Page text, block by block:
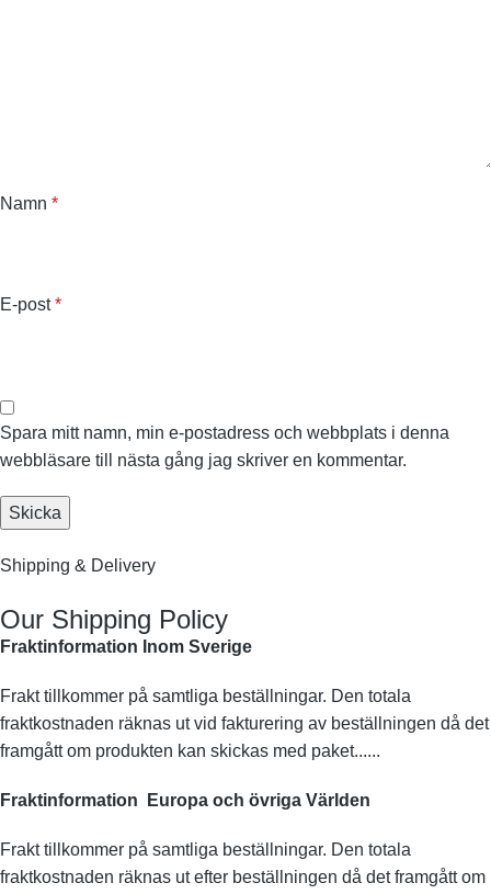
Namn *
E-post*
Spara mitt namn, min e-postadress och webbplats i denna
webbläsare till nästa gång jag skriver en kommentar.
Shipping & Delivery
Our Shipping Policy
Fraktinformation Inom Sverige
Frakt tillkommer på samtliga beställningar. Den totala
fraktkostnaden räknas ut vid fakturering av beställningen då det
framgått om produkten kan skickas med paket......
Fraktinformation Europa och övriga Världen
Frakt tillkommer på samtliga beställningar. Den totala
fraktkostnaden räknas ut efter beställningen då det framgått om